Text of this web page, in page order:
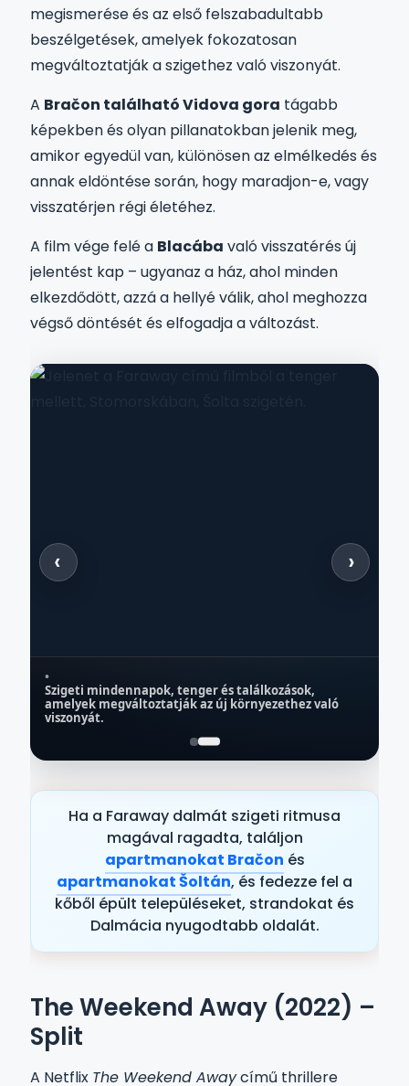
megismerése és az első felszabadultabb
beszélgetések, amelyek fokozatosan
megváltoztatják a szigethez való viszonyát.
A Bračon található Vidova gora tágabb
képekben és olyan pillanatokban jelenik meg,
amikor egyedül van, különösen az elmélkedés és
annak eldöntése során, hogy maradjon-e, vagy
visszatérjen régi életéhez.
A film vége felé a Blacába való visszatérés új
jelentést kap – ugyanaz a ház, ahol minden
elkezdődött, azzá a hellyé válik, ahol meghozza
végső döntését és elfogadja a változást.
ŠOLTA
Stomorska
Szállás a közelben → Stomorska
‹ ›
•
Szigeti mindennapok, tenger és találkozások,
amelyek megváltoztatják az új környezethez való
viszonyát.
Ha a Faraway dalmát szigeti ritmusa
magával ragadta, találjon
apartmanokat Bračon és
apartmanokat Šoltán, és fedezze fel a
kőből épült településeket, strandokat és
Dalmácia nyugodtabb oldalát.
The Weekend Away (2022) –
Split
A Netflix The Weekend Awaycímű thrillere